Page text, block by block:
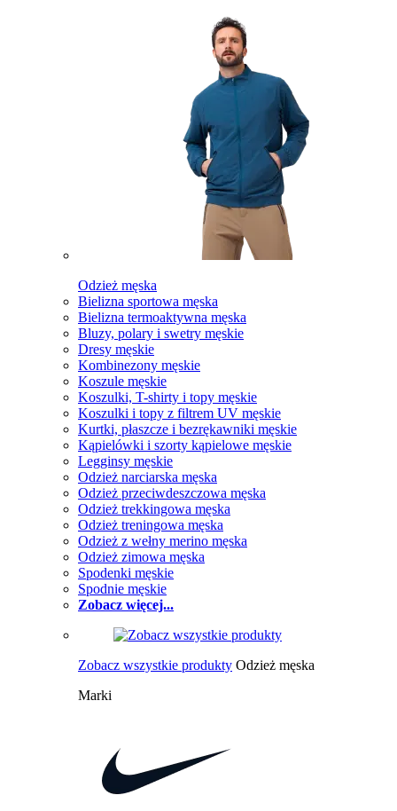
Odzież męska
Bielizna sportowa męska
Bielizna termoaktywna męska
Bluzy, polary i swetry męskie
Dresy męskie
Kombinezony męskie
Koszule męskie
Koszulki, T-shirty i topy męskie
Koszulki i topy z filtrem UV męskie
Kurtki, płaszcze i bezrękawniki męskie
Kąpielówki i szorty kąpielowe męskie
Legginsy męskie
Odzież narciarska męska
Odzież przeciwdeszczowa męska
Odzież trekkingowa męska
Odzież treningowa męska
Odzież z wełny merino męska
Odzież zimowa męska
Spodenki męskie
Spodnie męskie
Zobacz więcej...
Zobacz wszystkie produkty Odzież męska
Marki